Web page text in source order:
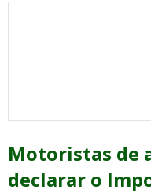
Motoristas de
declarar o